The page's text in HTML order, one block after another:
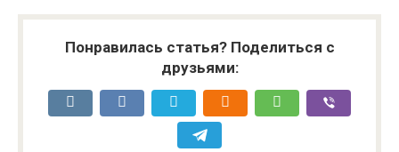
Понравилась статья? Поделиться с
друзьями: